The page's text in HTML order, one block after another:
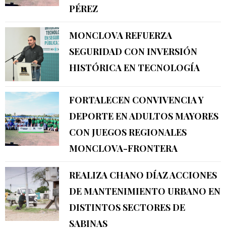
PÉREZ
MONCLOVA REFUERZA
SEGURIDAD CON INVERSIÓN
HISTÓRICA EN TECNOLOGÍA
FORTALECEN CONVIVENCIA Y
DEPORTE EN ADULTOS MAYORES
CON JUEGOS REGIONALES
MONCLOVA-FRONTERA
REALIZA CHANO DÍAZ ACCIONES
DE MANTENIMIENTO URBANO EN
DISTINTOS SECTORES DE
SABINAS